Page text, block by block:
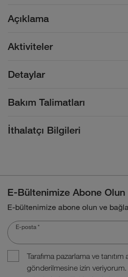
Açıklama
Detaylar
Aktiviteler
Bakım Talimatları
İthalatçı Bilgileri
E-Bültenimize Abone Olun
E-bültenimize abone olun ve
E-posta *
Tarafıma pazarlama ve
gönderilmesine izin